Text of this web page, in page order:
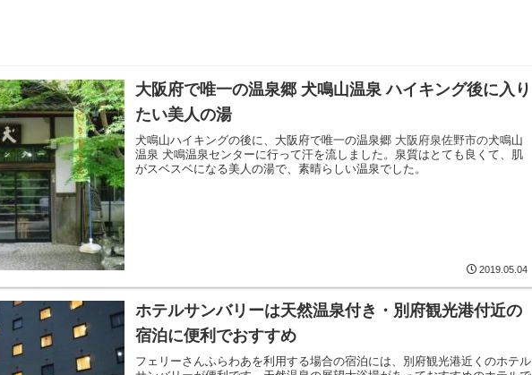
大阪府で唯一の温泉郷 犬鳴山温泉 ハイキング後に入り
たい美人の湯
犬鳴山ハイキングの後に、大阪府で唯一の温泉郷 大阪府泉佐野市の犬鳴山
温泉 犬鳴温泉センターに行って汗を流しました。泉質はとても良くて、肌
がスベスベになる美人の湯で、素晴らしい温泉でした。
2019.05.04
ホテルサンバリーは天然温泉付き・別府観光港付近の
宿泊に便利でおすすめ
フェリーさんふらわあを利用する場合の宿泊には、別府観光港近くのホテル